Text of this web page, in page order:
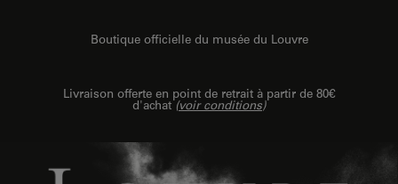
Boutique officielle du musée du Louvre
Livraison offerte en point de retrait à partir de 80€
d'achat (voir conditions)